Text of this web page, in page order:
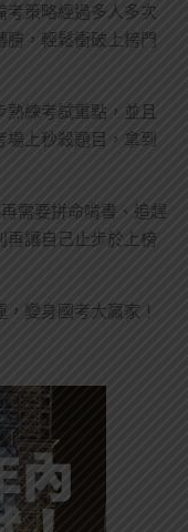
考策略經過多人多次
勝，輕鬆衝破上榜門
練考試重點，並且
上秒殺題目，拿到
需要拼命啃書、追趕
再讓自己止步於上榜
變身國考大贏家！